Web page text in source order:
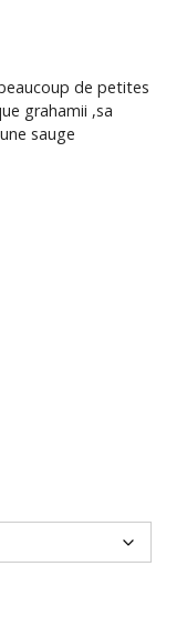
de petites
grahamii ,sa
sauge